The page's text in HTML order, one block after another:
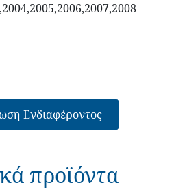
Ενδιαφέροντος
προϊόντα